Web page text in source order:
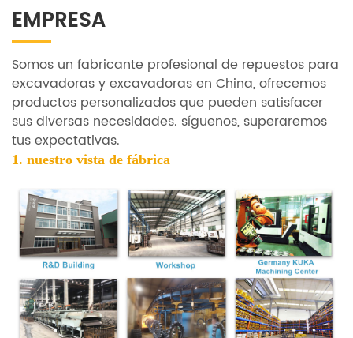
EMPRESA
Somos un fabricante profesional de repuestos para
excavadoras y excavadoras en China, ofrecemos
productos personalizados que pueden satisfacer
sus diversas necesidades. síguenos, superaremos
tus expectativas.
1. nuestro vista de fábrica